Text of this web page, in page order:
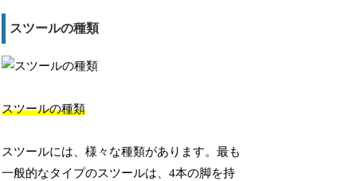
スツールの種類
スツールの種類
スツールには、様々な種類があります。最も
一般的なタイプのスツールは、4本の脚を持